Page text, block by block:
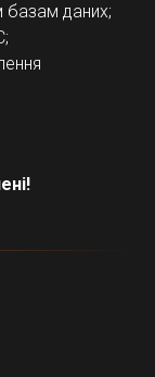
базам даних;